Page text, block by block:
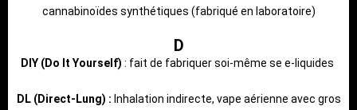
cannabinoïdes synthétiques (fabriqué en laboratoire)
D
DIY (Do It Yourself) : fait de fabriquer soi-même se e-liquides
DL (Direct-Lung) : Inhalation indirecte, vape aérienne avec gros